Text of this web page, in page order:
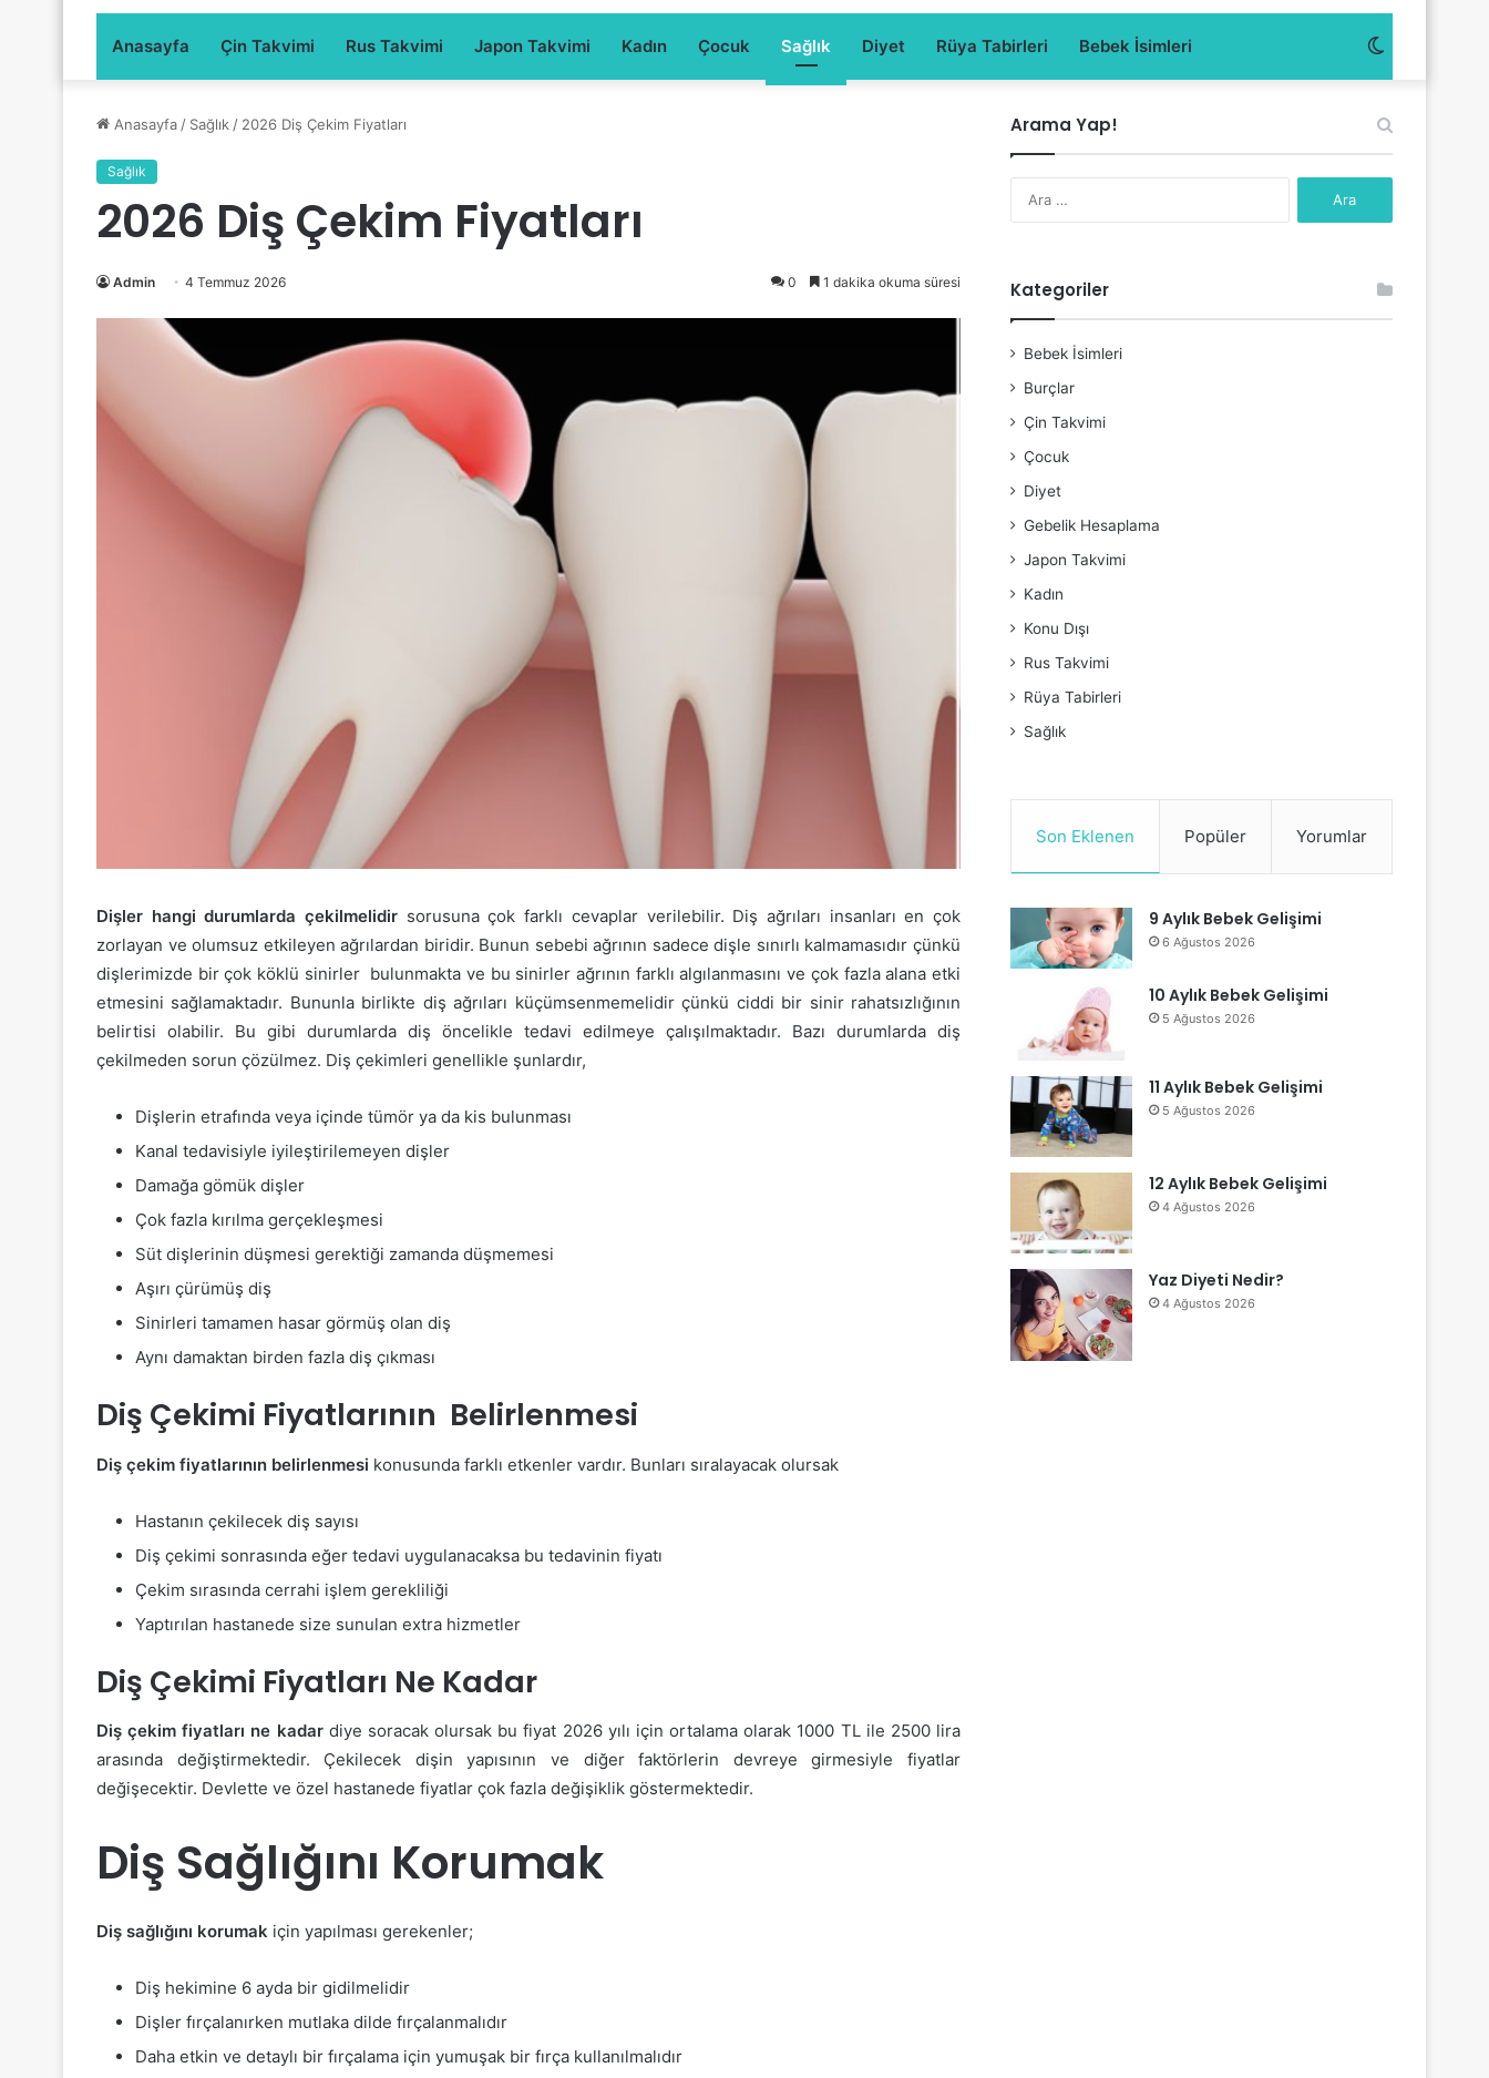
Anasayfa Çin Takvimi Rus Takvimi Japon Takvimi Kadın Çocuk Sağlık Diyet Rüya Tabirleri Bebek İsimleri
görünümü
değiştir
Anasayfa / Sağlık / 2026 Diş Çekim Fiyatları
Sağlık
2026 Diş Çekim Fiyatları
Admin 4 Temmuz 2026 0 1 dakika okuma süresi
Dişler hangi durumlarda çekilmelidir sorusuna çok farklı cevaplar verilebilir. Diş ağrıları insanları en çok
zorlayan ve olumsuz etkileyen ağrılardan biridir. Bunun sebebi ağrının sadece dişle sınırlı kalmamasıdır çünkü
dişlerimizde bir çok köklü sinirler bulunmakta ve bu sinirler ağrının farklı algılanmasını ve çok fazla alana etki
etmesini sağlamaktadır. Bununla birlikte diş ağrıları küçümsenmemelidir çünkü ciddi bir sinir rahatsızlığının
belirtisi olabilir. Bu gibi durumlarda diş öncelikle tedavi edilmeye çalışılmaktadır. Bazı durumlarda diş
çekilmeden sorun çözülmez. Diş çekimleri genellikle şunlardır,
Dişlerin etrafında veya içinde tümör ya da kis bulunması
Kanal tedavisiyle iyileştirilemeyen dişler
Damağa gömük dişler
Çok fazla kırılma gerçekleşmesi
Süt dişlerinin düşmesi gerektiği zamanda düşmemesi
Aşırı çürümüş diş
Sinirleri tamamen hasar görmüş olan diş
Aynı damaktan birden fazla diş çıkması
Diş Çekimi Fiyatlarının Belirlenmesi
Diş çekim fiyatlarının belirlenmesi konusunda farklı etkenler vardır. Bunları sıralayacak olursak
Hastanın çekilecek diş sayısı
Diş çekimi sonrasında eğer tedavi uygulanacaksa bu tedavinin fiyatı
Çekim sırasında cerrahi işlem gerekliliği
Yaptırılan hastanede size sunulan extra hizmetler
Diş Çekimi Fiyatları Ne Kadar
Diş çekim fiyatları ne kadar diye soracak olursak bu fiyat 2026 yılı için ortalama olarak 1000 TL ile 2500 lira
arasında değiştirmektedir. Çekilecek dişin yapısının ve diğer faktörlerin devreye girmesiyle fiyatlar
değişecektir. Devlette ve özel hastanede fiyatlar çok fazla değişiklik göstermektedir.
Diş Sağlığını Korumak
Diş sağlığını korumak için yapılması gerekenler;
Diş hekimine 6 ayda bir gidilmelidir
Dişler fırçalanırken mutlaka dilde fırçalanmalıdır
Daha etkin ve detaylı bir fırçalama için yumuşak bir fırça kullanılmalıdır
Arama Yap!
Kategoriler
Bebek İsimleri
Burçlar
Çin Takvimi
Çocuk
Diyet
Gebelik Hesaplama
Japon Takvimi
Kadın
Konu Dışı
Rus Takvimi
Rüya Tabirleri
Sağlık
Son Eklenen Popüler Yorumlar
9 Aylık Bebek Gelişimi
6 Ağustos 2026
10 Aylık Bebek Gelişimi
5 Ağustos 2026
11 Aylık Bebek Gelişimi
5 Ağustos 2026
12 Aylık Bebek Gelişimi
4 Ağustos 2026
Yaz Diyeti Nedir?
4 Ağustos 2026